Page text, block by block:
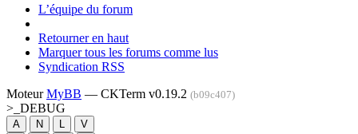
L’équipe du forum
Retourner en haut
Marquer tous les forums comme lus
Syndication RSS
MoteurMyBB — CKTerm v0.19.2 (b09c407)
>_ DEBUG
A N L
V